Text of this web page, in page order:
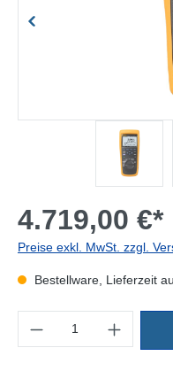
4.719,00 €*
Preise exkl. MwSt. zzgl.
Bestellware, Lieferzeit